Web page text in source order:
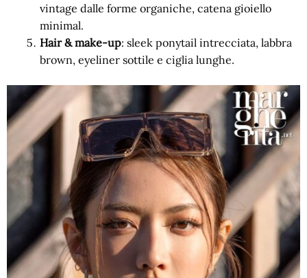
vintage dalle forme organiche, catena gioiello
minimal.
Hair & make-up: sleek ponytail intrecciata, labbra
brown, eyeliner sottile e ciglia lunghe.